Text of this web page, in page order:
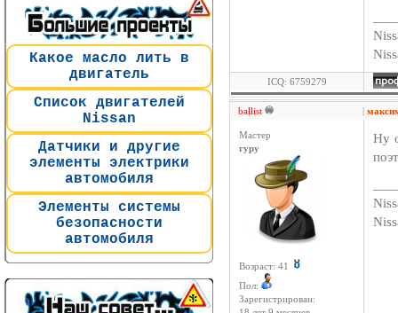
Какое масло лить в
двигатель
Список двигателей
Nissan
Датчики и другие
элементы электрики
автомобиля
Элементы системы
безопасности
автомобиля
ICQ: 6759279
ballist |
Мастер
гуру
Возраст: 41
Пол:
Зарегистрирован:
Ну